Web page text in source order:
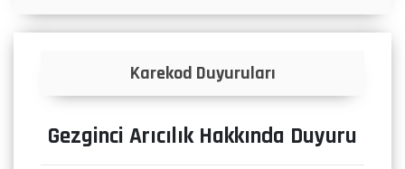
Karekod Duyuruları
Gezginci Arıcılık Hakkında Duyuru